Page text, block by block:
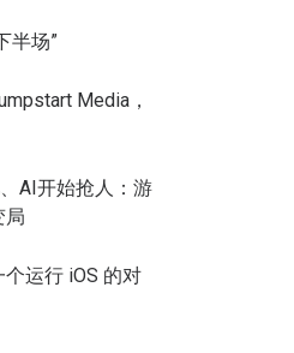
半场”
Media，
AI开始抢人：游
局
运行 iOS 的对